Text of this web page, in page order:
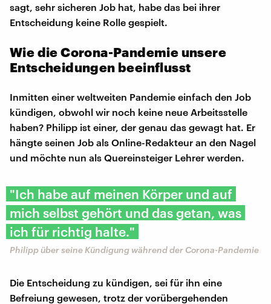
sagt, sehr sicheren Job hat, habe das bei ihrer
Entscheidung keine Rolle gespielt.
Wie die Corona-Pandemie unsere
Entscheidungen beeinflusst
Inmitten einer weltweiten Pandemie einfach den Job
kündigen, obwohl wir noch keine neue Arbeitsstelle
haben? Philipp ist einer, der genau das gewagt hat. Er
hängte seinen Job als Online-Redakteur an den Nagel
und möchte nun als Quereinsteiger Lehrer werden.
"Ich habe auf meinen Körper und auf
mich selbst gehört und das getan, was
ich für richtig halte."
Philipp über seine Kündigung während der Corona-Pandemie
Die Entscheidung zu kündigen, sei für ihn eine
Befreiung gewesen, trotz der vorübergehenden